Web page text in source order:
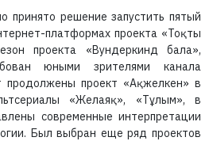
принято решение запустить пятый
платформах проекта «Тоқты
проекта «Вундеркинд бала»,
юными зрителями канала
продолжены проект «Ақжелкен» в
«Желаяқ», «Тұлым», в
современные интерпретации
Был выбран еще ряд проектов